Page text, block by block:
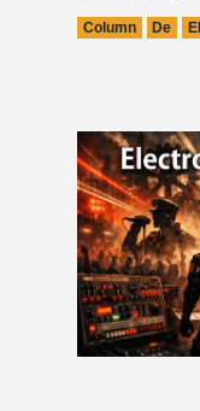
Column De